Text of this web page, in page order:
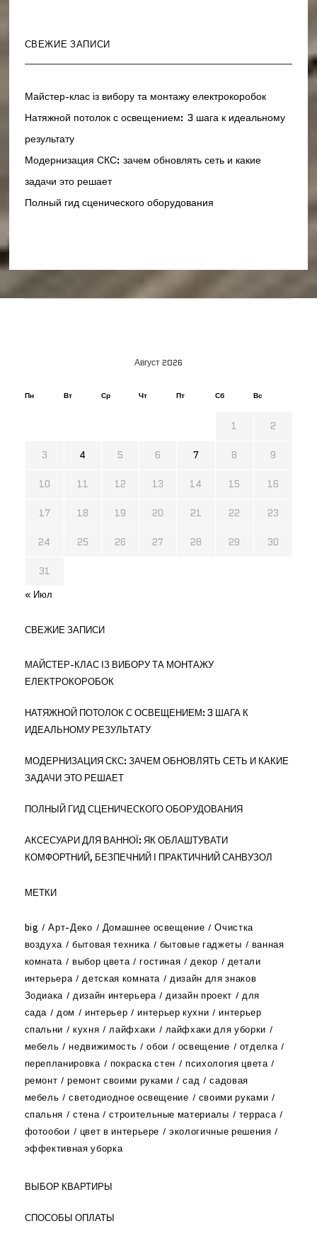
СВЕЖИЕ ЗАПИСИ
Майстер-клас із вибору та монтажу електрокоробок
Натяжной потолок с освещением: 3 шага к идеальному
результату
Модернизация СКС: зачем обновлять сеть и какие
задачи это решает
Полный гид сценического оборудования
Август 2026
Пн Вт Ср Чт Пт Сб Вс
1 2
3 4 5 6 7 8 9
10 11 12 13 14 15 16
17 18 19 20 21 22 23
24 25 26 27 28 29 30
31
« Июл
СВЕЖИЕ ЗАПИСИ
МАЙСТЕР-КЛАС ІЗ ВИБОРУ ТА МОНТАЖУ
ЕЛЕКТРОКОРОБОК
НАТЯЖНОЙ ПОТОЛОК С ОСВЕЩЕНИЕМ: 3 ШАГА К
ИДЕАЛЬНОМУ РЕЗУЛЬТАТУ
МОДЕРНИЗАЦИЯ СКС: ЗАЧЕМ ОБНОВЛЯТЬ СЕТЬ И КАКИЕ
ЗАДАЧИ ЭТО РЕШАЕТ
ПОЛНЫЙ ГИД СЦЕНИЧЕСКОГО ОБОРУДОВАНИЯ
АКСЕСУАРИ ДЛЯ ВАННОЇ: ЯК ОБЛАШТУВАТИ
КОМФОРТНИЙ, БЕЗПЕЧНИЙ І ПРАКТИЧНИЙ САНВУЗОЛ
МЕТКИ
big Арт-Деко Домашнее освещение
Очистка
воздуха
бытовая техника бытовые гаджеты
ванная
комната
выбор цвета гостиная декор
детали
интерьера
детская комната
дизайн для знаков
Зодиака
дизайн интерьера дизайн проект
для
сада
дом интерьер интерьер кухни
интерьер
спальни
кухня лайфхаки
лайфхаки для уборки
мебель
недвижимость обои освещение
отделка
перепланировка
покраска стен
психология цвета
ремонт
ремонт своими руками сад
садовая
мебель
светодиодное освещение
своими руками
спальня
стена строительные материалы
терраса
фотообои
цвет в интерьере
экологичные решения
эффективная уборка
ВЫБОР КВАРТИРЫ
СПОСОБЫ ОПЛАТЫ